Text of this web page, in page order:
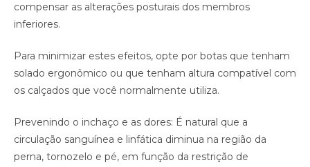
compensar as alterações posturais dos membros
inferiores.
Para minimizar estes efeitos, opte por botas que tenham
solado ergonômico ou que tenham altura compatível com
os calçados que você normalmente utiliza.
Prevenindo o inchaço e as dores: É natural que a
circulação sanguínea e linfática diminua na região da
perna, tornozelo e pé, em função da restrição de